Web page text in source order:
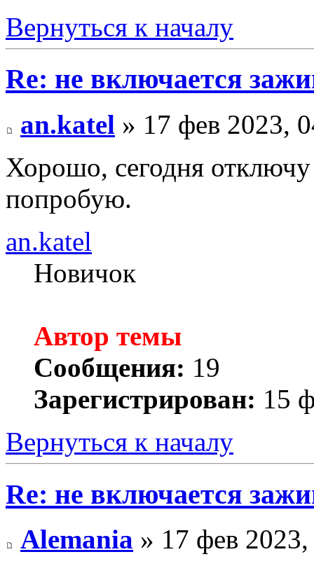
Вернуться к началу
Re: не включается
an.katel » 17 фев 2023,
Хорошо, сегодня
попробую.
an.katel
Новичок
Автор темы
Сообщения: 19
Зарегистрирован: 15
Вернуться к началу
Re: не включается
Alemania » 17 фев